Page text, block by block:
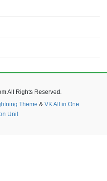
All Rights Reserved.
Theme & VK All in One
Unit